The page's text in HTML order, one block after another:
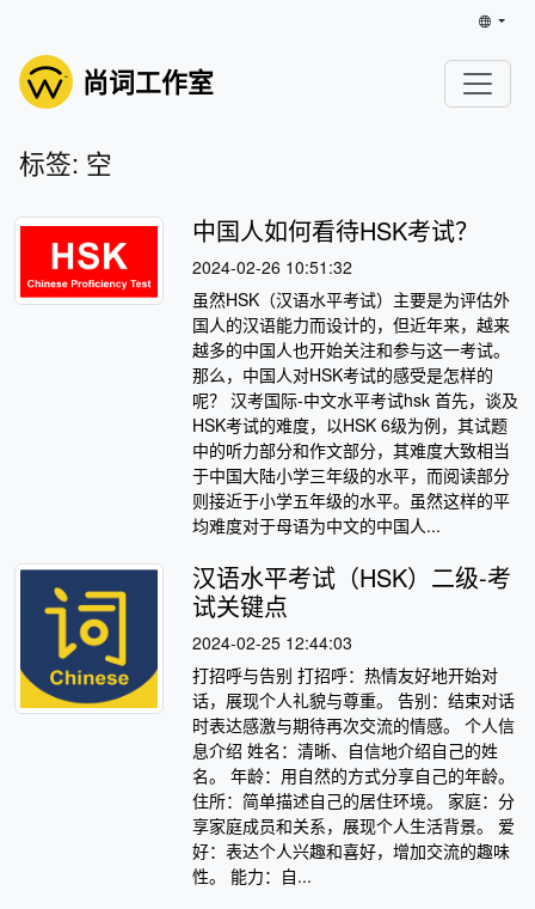
尚词工作室
标签: 空
中国人如何看待HSK考试？
2024-02-26 10:51:32
虽然HSK（汉语水平考试）主要是为评估外
国人的汉语能力而设计的，但近年来，越来
越多的中国人也开始关注和参与这一考试。
那么，中国人对HSK考试的感受是怎样的
呢？ 汉考国际-中文水平考试hsk 首先，谈及
HSK考试的难度，以HSK 6级为例，其试题
中的听力部分和作文部分，其难度大致相当
于中国大陆小学三年级的水平，而阅读部分
则接近于小学五年级的水平。虽然这样的平
均难度对于母语为中文的中国人...
汉语水平考试（HSK）二级-考
试关键点
2024-02-25 12:44:03
打招呼与告别 打招呼：热情友好地开始对
话，展现个人礼貌与尊重。 告别：结束对话
时表达感激与期待再次交流的情感。 个人信
息介绍 姓名：清晰、自信地介绍自己的姓
名。 年龄：用自然的方式分享自己的年龄。
住所：简单描述自己的居住环境。 家庭：分
享家庭成员和关系，展现个人生活背景。 爱
好：表达个人兴趣和喜好，增加交流的趣味
性。 能力：自...